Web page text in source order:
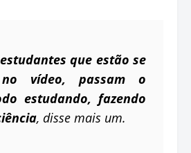
que estão se
vídeo, passam o
estudando, fazendo
, disse mais um.